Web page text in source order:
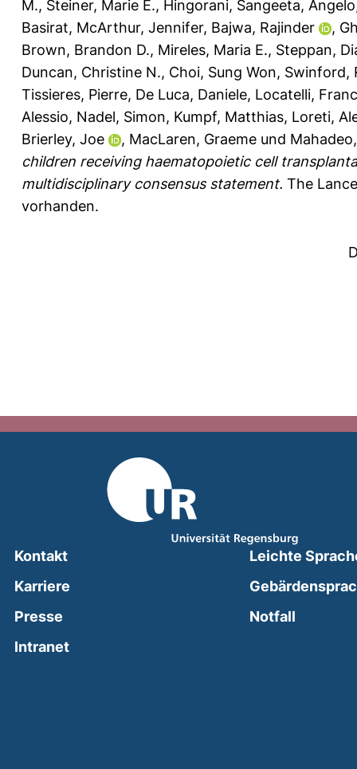
M., Steiner, Marie E., Hingorani, Sangeeta,
Basirat, McArthur, Jennifer, Bajwa, Rajinder ,
Brown, Brandon D., Mireles, Maria E., Steppan,
Duncan, Christine N., Choi, Sung Won, Swinford,
Tissieres, Pierre, De Luca, Daniele, Locatelli,
Alessio, Nadel, Simon, Kumpf, Matthias, Loreti,
Brierley, Joe
, MacLaren, Graeme und
children receiving haematopoietic cell
multidisciplinary consensus statement. The
vorhanden.
Kontakt
Karriere
Presse
Intranet(external link, opens in a new window)
Leichte
Notfall